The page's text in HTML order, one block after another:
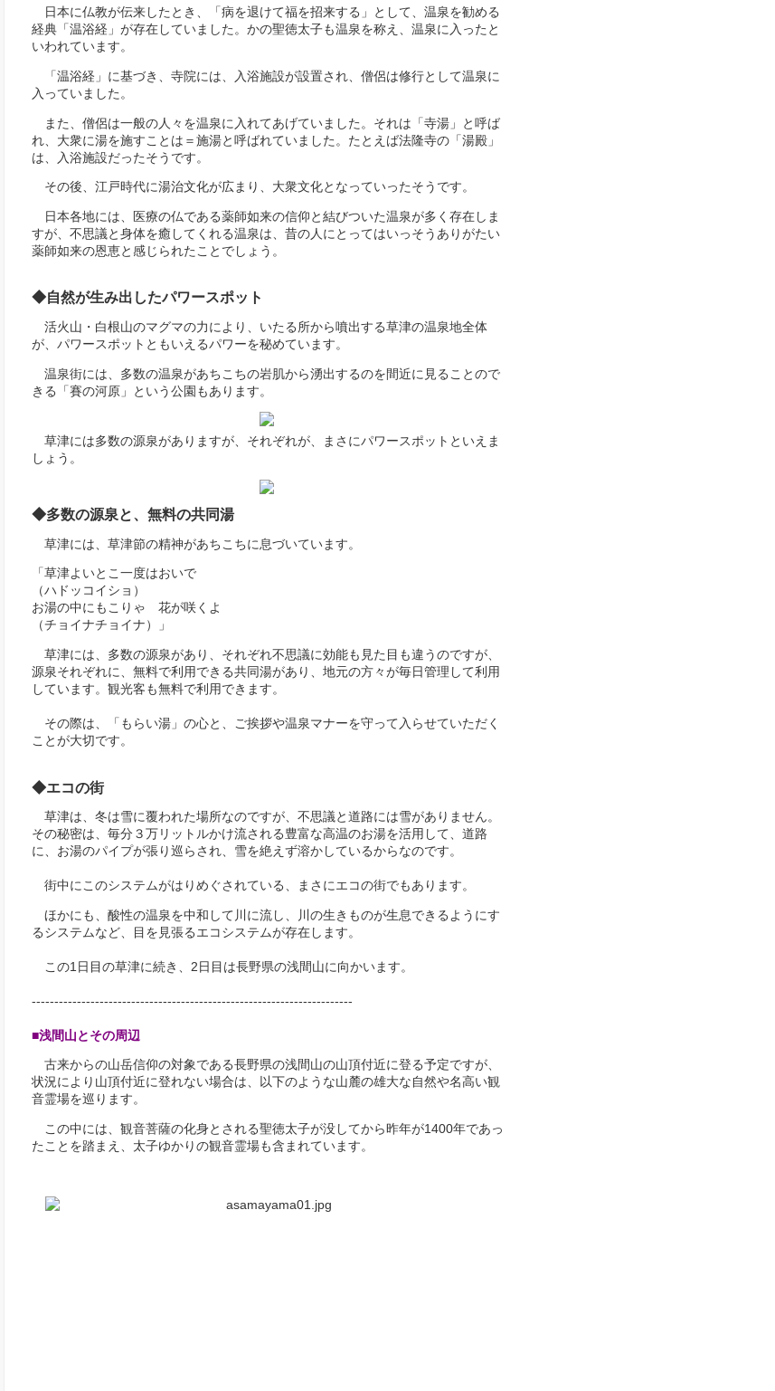
日本に仏教が伝来したとき、「病を退けて福を招来する」として、温泉を勧める
経典「温浴経」が存在していました。かの聖徳太子も温泉を称え、温泉に入ったと
いわれています。
「温浴経」に基づき、寺院には、入浴施設が設置され、僧侶は修行として温泉に
入っていました。
また、僧侶は一般の人々を温泉に入れてあげていました。それは「寺湯」と呼ば
れ、大衆に湯を施すことは＝施湯と呼ばれていました。たとえば法隆寺の「湯殿」
は、入浴施設だったそうです。
その後、江戸時代に湯治文化が広まり、大衆文化となっていったそうです。
日本各地には、医療の仏である薬師如来の信仰と結びついた温泉が多く存在しま
すが、不思議と身体を癒してくれる温泉は、昔の人にとってはいっそうありがたい
薬師如来の恩恵と感じられたことでしょう。
◆自然が生み出したパワースポット
活火山・白根山のマグマの力により、いたる所から噴出する草津の温泉地全体
が、パワースポットともいえるパワーを秘めています。
温泉街には、多数の温泉があちこちの岩肌から湧出するのを間近に見ることので
きる「賽の河原」という公園もあります。
草津には多数の源泉がありますが、それぞれが、まさにパワースポットといえま
しょう。
◆多数の源泉と、無料の共同湯
草津には、草津節の精神があちこちに息づいています。
「草津よいとこ一度はおいで
（ハドッコイショ）
お湯の中にもこりゃ 花が咲くよ
（チョイナチョイナ）」
草津には、多数の源泉があり、それぞれ不思議に効能も見た目も違うのですが、
源泉それぞれに、無料で利用できる共同湯があり、地元の方々が毎日管理して利用
しています。観光客も無料で利用できます。
その際は、「もらい湯」の心と、ご挨拶や温泉マナーを守って入らせていただく
ことが大切です。
◆エコの街
草津は、冬は雪に覆われた場所なのですが、不思議と道路には雪がありません。
その秘密は、毎分３万リットルかけ流される豊富な高温のお湯を活用して、道路
に、お湯のパイプが張り巡らされ、雪を絶えず溶かしているからなのです。
街中にこのシステムがはりめぐされている、まさにエコの街でもあります。
ほかにも、酸性の温泉を中和して川に流し、川の生きものが生息できるようにす
るシステムなど、目を見張るエコシステムが存在します。
この1日目の草津に続き、2日目は長野県の浅間山に向かいます。
-----------------------------------------------------------------------
■浅間山とその周辺
古来からの山岳信仰の対象である長野県の浅間山の山頂付近に登る予定ですが、
状況により山頂付近に登れない場合は、以下のような山麓の雄大な自然や名高い観
音霊場を巡ります。
この中には、観音菩薩の化身とされる聖徳太子が没してから昨年が1400年であっ
たことを踏まえ、太子ゆかりの観音霊場も含まれています。